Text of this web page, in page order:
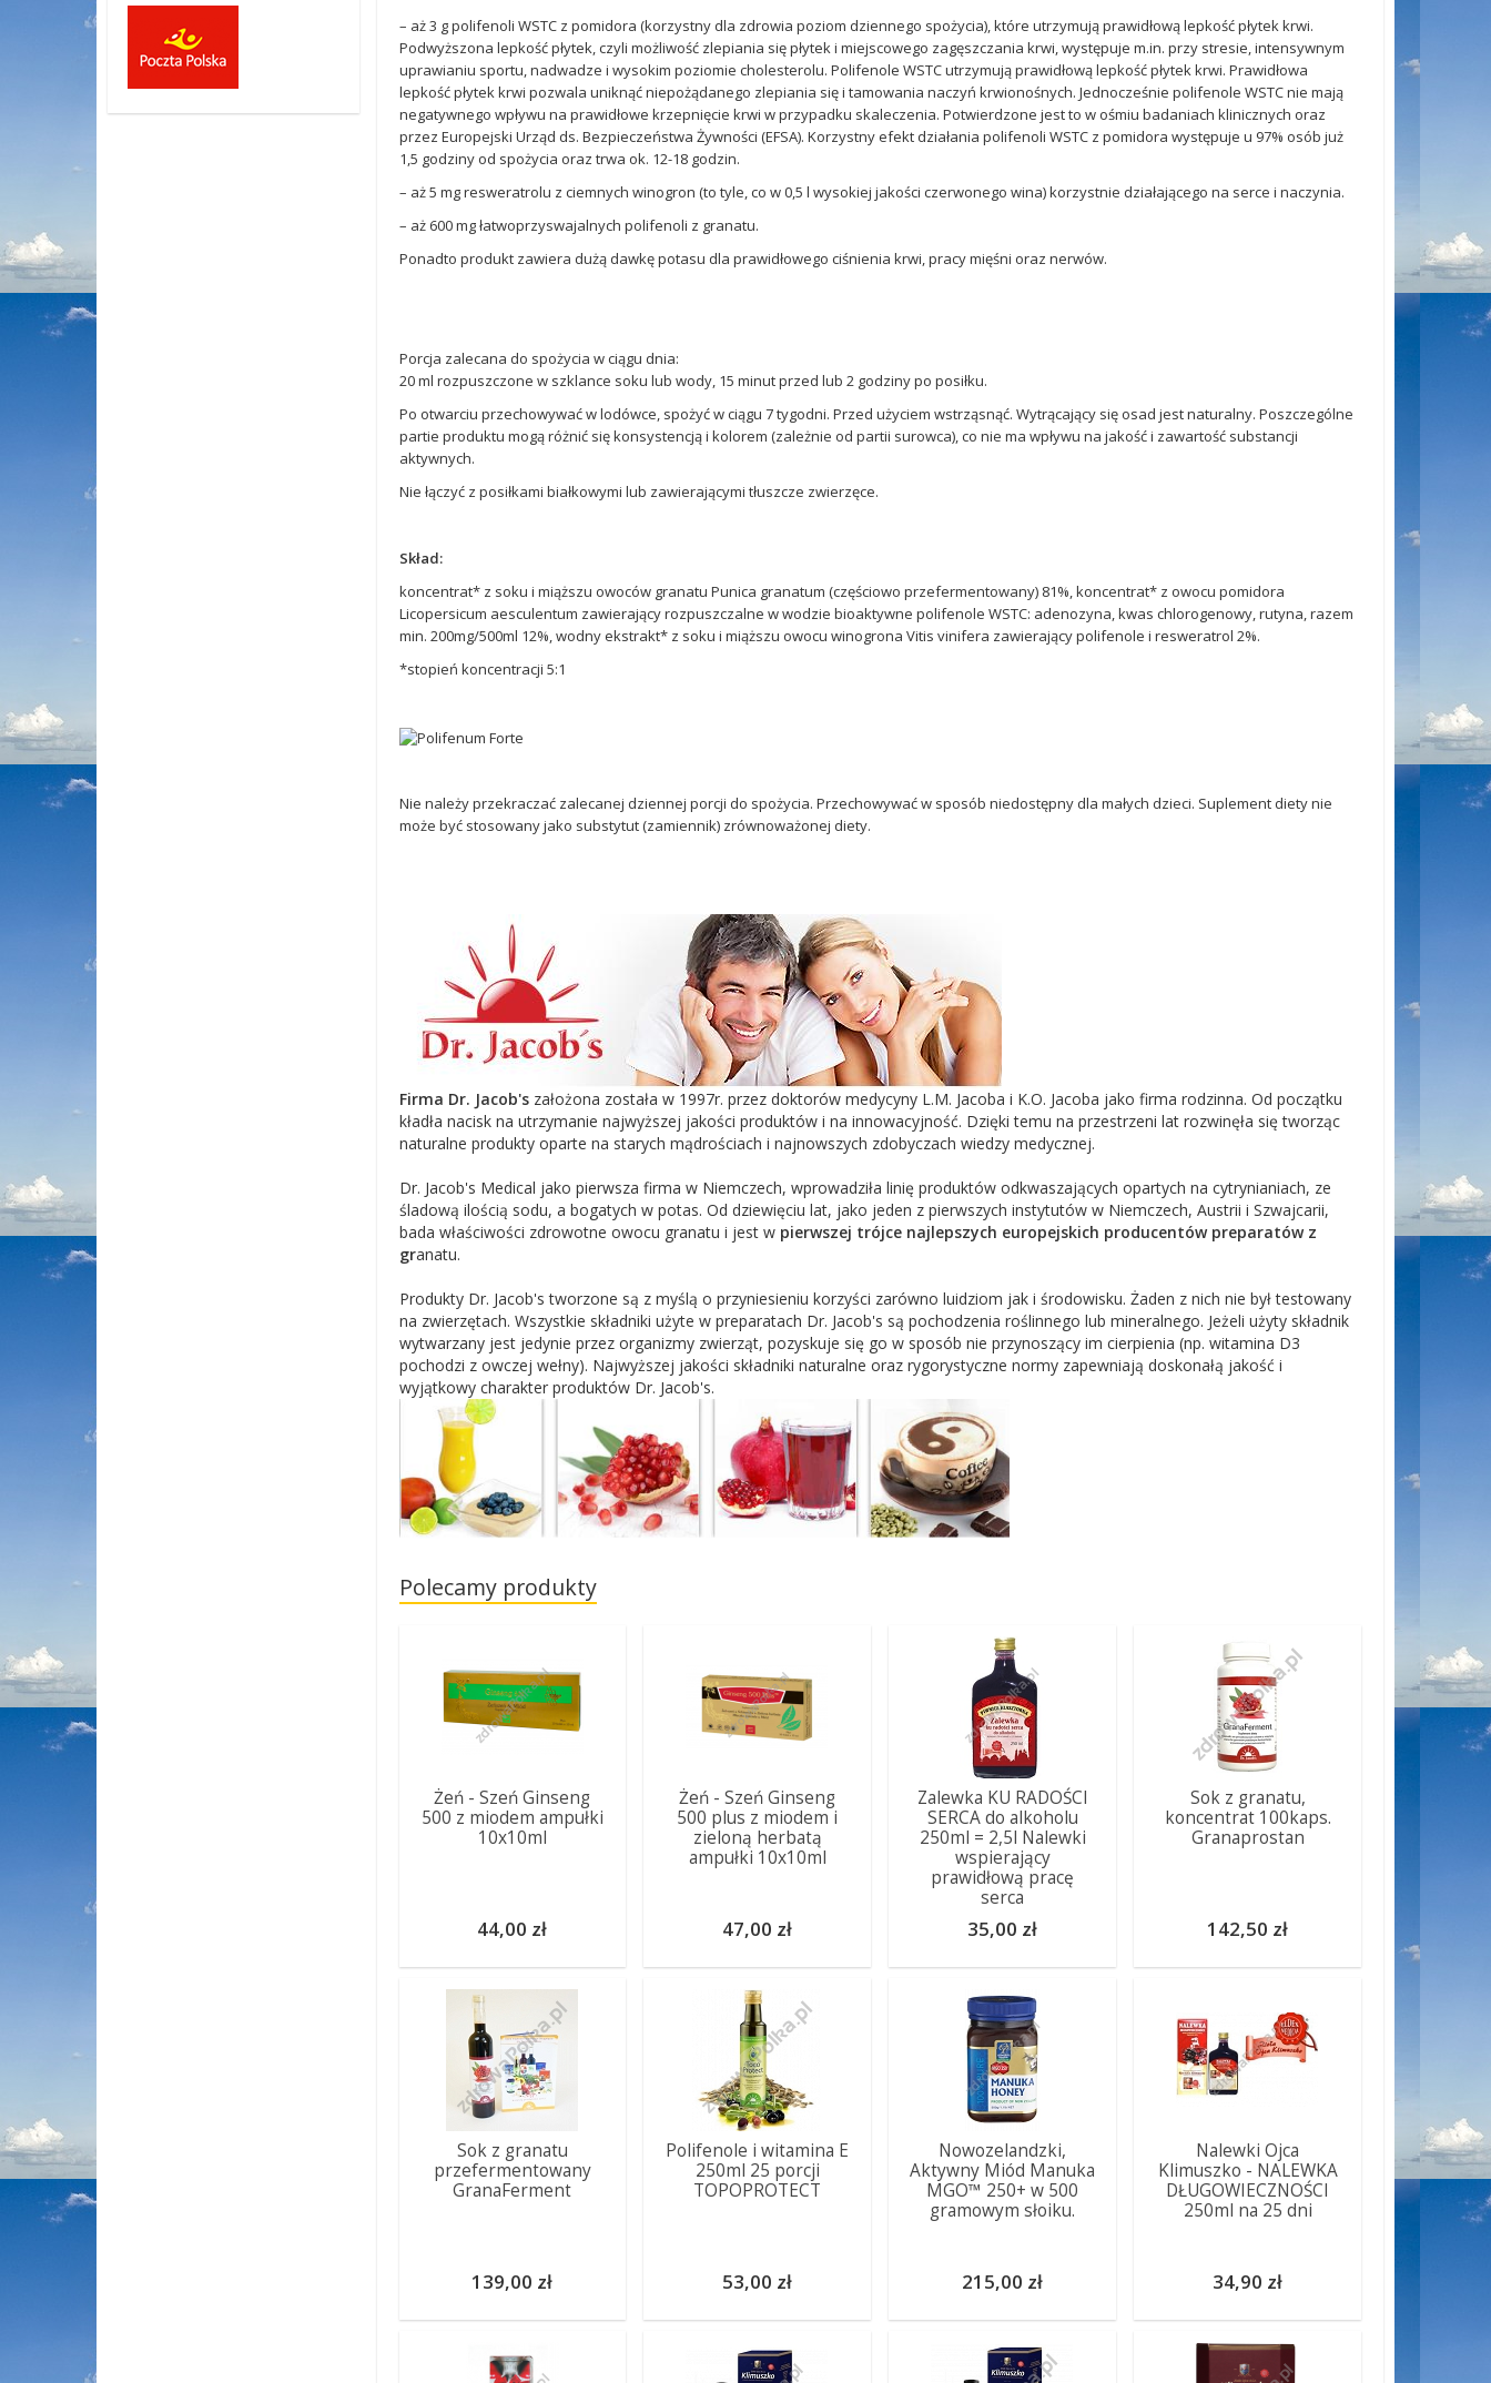
– aż 3 g polifenoli WSTC z pomidora (korzystny dla zdrowia poziom dziennego spożycia), które utrzymują prawidłową lepkość płytek krwi.
Podwyższona lepkość płytek, czyli możliwość zlepiania się płytek i miejscowego zagęszczania krwi, występuje m.in. przy stresie, intensywnym
uprawianiu sportu, nadwadze i wysokim poziomie cholesterolu. Polifenole WSTC utrzymują prawidłową lepkość płytek krwi. Prawidłowa
lepkość płytek krwi pozwala uniknąć niepożądanego zlepiania się i tamowania naczyń krwionośnych. Jednocześnie polifenole WSTC nie mają
negatywnego wpływu na prawidłowe krzepnięcie krwi w przypadku skaleczenia. Potwierdzone jest to w ośmiu badaniach klinicznych oraz
przez Europejski Urząd ds. Bezpieczeństwa Żywności (EFSA). Korzystny efekt działania polifenoli WSTC z pomidora występuje u 97% osób już
1,5 godziny od spożycia oraz trwa ok. 12-18 godzin.
– aż 5 mg resweratrolu z ciemnych winogron (to tyle, co w 0,5 l wysokiej jakości czerwonego wina) korzystnie działającego na serce i naczynia.
– aż 600 mg łatwoprzyswajalnych polifenoli z granatu.
Ponadto produkt zawiera dużą dawkę potasu dla prawidłowego ciśnienia krwi, pracy mięśni oraz nerwów.
Porcja zalecana do spożycia w ciągu dnia:
20 ml rozpuszczone w szklance soku lub wody, 15 minut przed lub 2 godziny po posiłku.
Po otwarciu przechowywać w lodówce, spożyć w ciągu 7 tygodni. Przed użyciem wstrząsnąć. Wytrącający się osad jest naturalny. Poszczególne
partie produktu mogą różnić się konsystencją i kolorem (zależnie od partii surowca), co nie ma wpływu na jakość i zawartość substancji
aktywnych.
Nie łączyć z posiłkami białkowymi lub zawierającymi tłuszcze zwierzęce.
Skład:
koncentrat* z soku i miąższu owoców granatu Punica granatum (częściowo przefermentowany) 81%, koncentrat* z owocu pomidora
Licopersicum aesculentum zawierający rozpuszczalne w wodzie bioaktywne polifenole WSTC: adenozyna, kwas chlorogenowy, rutyna, razem
min. 200mg/500ml 12%, wodny ekstrakt* z soku i miąższu owocu winogrona Vitis vinifera zawierający polifenole i resweratrol 2%.
*stopień koncentracji 5:1
Nie należy przekraczać zalecanej dziennej porcji do spożycia. Przechowywać w sposób niedostępny dla małych dzieci. Suplement diety nie
może być stosowany jako substytut (zamiennik) zrównoważonej diety.
Firma Dr. Jacob'szałożona została w 1997r. przez doktorów medycyny L.M. Jacoba i K.O. Jacoba jako firma rodzinna. Od początku
kładła nacisk na utrzymanie najwyższej jakości produktów i na innowacyjność. Dzięki temu na przestrzeni lat rozwinęła się tworząc
naturalne produkty oparte na starych mądrościach i najnowszych zdobyczach wiedzy medycznej.
Dr. Jacob's Medical jako pierwsza firma w Niemczech, wprowadziła linię produktów odkwaszających opartych na cytrynianiach, ze
śladową ilością sodu, a bogatych w potas. Od dziewięciu lat, jako jeden z pierwszych instytutów w Niemczech, Austrii i Szwajcarii,
bada właściwości zdrowotne owocu granatu i jest wpierwszej trójce najlepszych europejskich producentów preparatów z
granatu.
Produkty Dr. Jacob's tworzone są z myślą o przyniesieniu korzyści zarówno luidziom jak i środowisku. Żaden z nich nie był testowany
na zwierzętach. Wszystkie składniki użyte w preparatach Dr. Jacob's są pochodzenia roślinnego lub mineralnego. Jeżeli użyty składnik
wytwarzany jest jedynie przez organizmy zwierząt, pozyskuje się go w sposób nie przynoszący im cierpienia (np. witamina D3
pochodzi z owczej wełny). Najwyższej jakości składniki naturalne oraz rygorystyczne normy zapewniają doskonałą jakość i
wyjątkowy charakter produktów Dr. Jacob's.
Polecamy produkty
Żeń - Szeń Ginseng
500 z miodem ampułki
10x10ml
44,00 zł
Żeń - Szeń Ginseng
500 plus z miodem i
zieloną herbatą
ampułki 10x10ml
47,00 zł
Zalewka KU RADOŚCI
SERCA do alkoholu
250ml = 2,5l Nalewki
wspierający
prawidłową pracę
serca
35,00 zł
Sok z granatu,
koncentrat 100kaps.
Granaprostan
142,50 zł
Sok z granatu
przefermentowany
GranaFerment
139,00 zł
Polifenole i witamina E
250ml 25 porcji
TOPOPROTECT
53,00 zł
Nowozelandzki,
Aktywny Miód Manuka
MGO™ 250+ w 500
gramowym słoiku.
215,00 zł
Nalewki Ojca
Klimuszko - NALEWKA
DŁUGOWIECZNOŚCI
250ml na 25 dni
34,90 zł